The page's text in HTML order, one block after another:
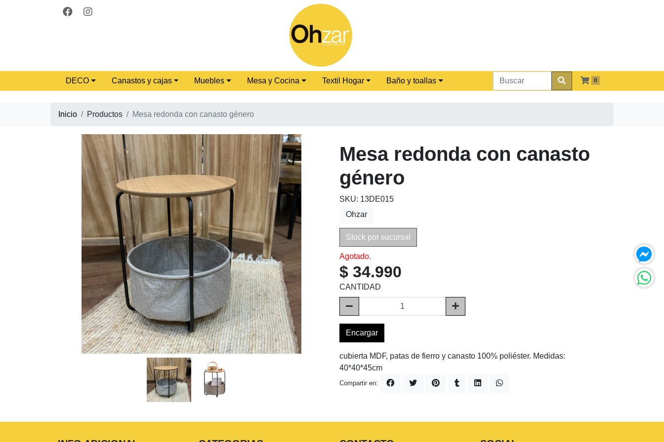
0
DECO Canastos y cajas Muebles Mesa y Cocina Textil Hogar Baño y toallas
Inicio Productos Mesa redonda con canasto género
Mesa redonda con canasto
género
SKU: 13DE015
Ohzar
Stock por sucursal
Agotado.
$ 34.990
CANTIDAD
Encargar
cubierta MDF, patas de fierro y canasto 100% poliéster. Medidas:
40*40*45cm
Compartir en: